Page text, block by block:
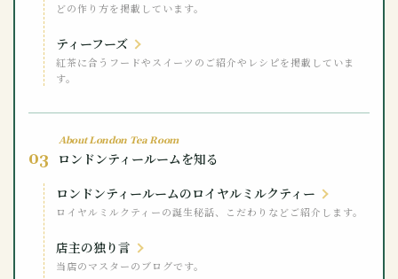
どの作り方を掲載しています。
ティーフーズ
紅茶に合うフードやスイーツのご紹介やレシピを掲載していま
す。
About London Tea Room
03
ロンドンティールームを知る
ロンドンティールームのロイヤルミルクティー
ロイヤルミルクティーの誕生秘話、こだわりなどご紹介します。
店主の独り言
当店のマスターのブログです。